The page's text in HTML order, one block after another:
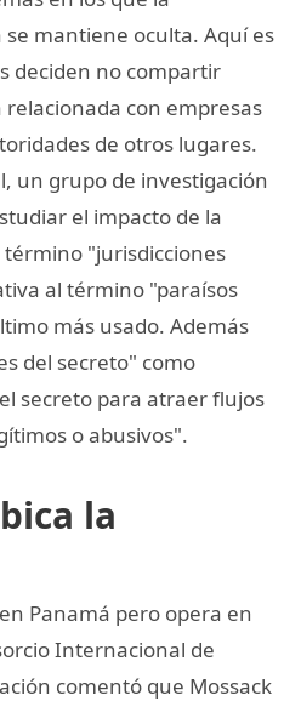
mantiene oculta. Aquí es
deciden no compartir
con empresas
de otros lugares.
un grupo de investigación
el impacto de la
"jurisdicciones
al término "paraísos
más usado. Además
del secreto" como
secreto para atraer flujos
o abusivos".
la
Panamá pero opera en
Internacional de
comentó que Mossack